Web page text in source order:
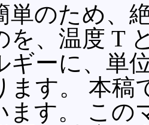
単のため、
を、温度 T
ギーに、単
ます。 本稿
ます。 この